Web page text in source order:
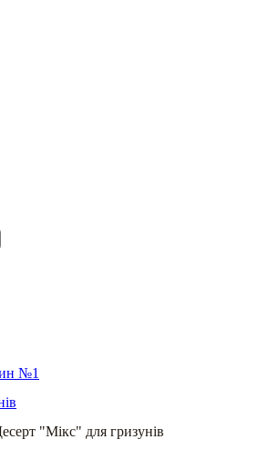
№1
"Мікс" для гризунів